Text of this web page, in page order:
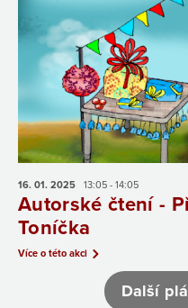
16. 01. 2025 13:05 - 14:05
Autorské čtení -
Toníčka
Více o této akci
Další